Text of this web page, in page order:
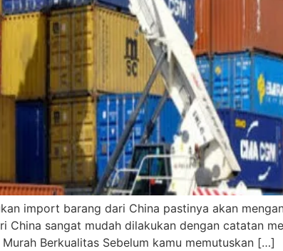
import barang dari China pastinya akan
sangat mudah dilakukan dengan catatan
Berkualitas Sebelum kamu memutuskan […]